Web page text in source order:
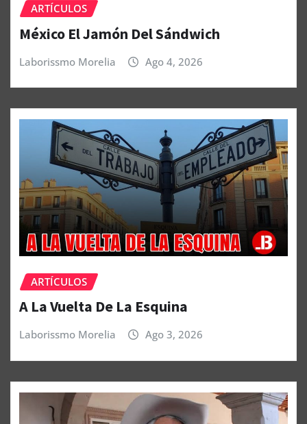
ARTÍCULOS
México El Jamón Del Sándwich
Laborissmo Morelia Ago 4, 2026
ARTÍCULOS
A La Vuelta De La Esquina
Laborissmo Morelia Ago 3, 2026